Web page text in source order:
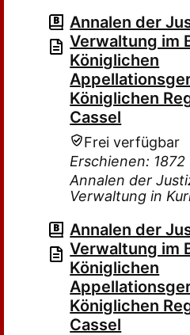
Annalen der
Verwaltung im
Königlichen
Königlichen
Cassel
Frei verfügbar
Erschienen: 1872
Annalen der
Verwaltung in
Annalen der
Verwaltung im
Königlichen
Königlichen
Cassel